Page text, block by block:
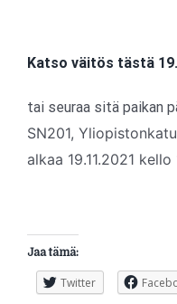
Katso väitös tästä
tai seuraa sitä paikan
SN201,
alkaa 19.11.2021 kello
Jaa tämä:
Twitter